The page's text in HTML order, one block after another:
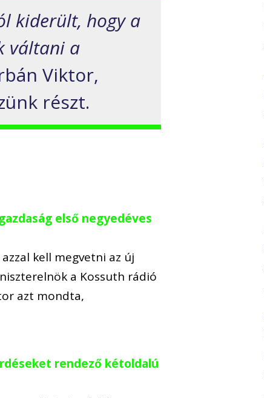
kiderült, hogy a
váltani a
Viktor,
részt.
első negyedéves
kell megvetni az új
a Kossuth rádió
azt mondta,
rendező kétoldalú